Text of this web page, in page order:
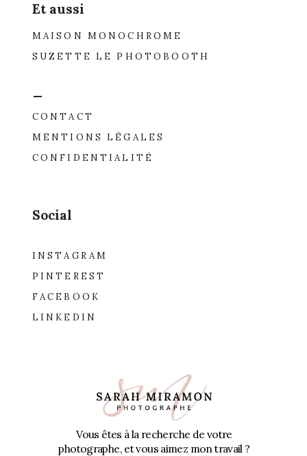
Social
INSTAGRAM
PINTEREST
FACEBOOK
LINKEDIN
CONTACT
MENTIONS LÉGALES
CONFIDENTIALITÉ
Et aussi
MAISON MONOCHROME
SUZETTE LE PHOTOBOOTH
Vous êtes à la recherche de votre
photographe, et vous aimez mon travail ?